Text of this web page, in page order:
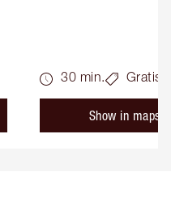
30 min. Gratis
Show in maps